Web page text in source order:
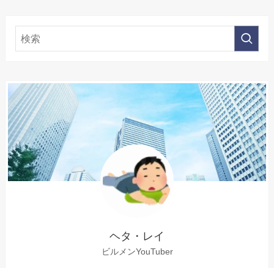
ヘタ・レイ
ビルメンYouTuber